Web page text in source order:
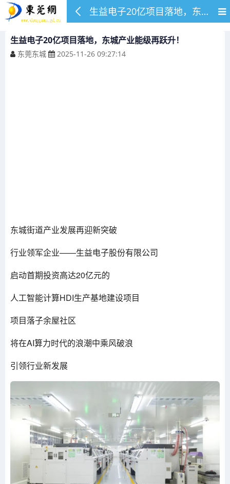
生益电子20亿项目落地，东城产业能级再跃升！
生益电子20亿项目落地，东城产业能级再跃升！
东莞东城 2025-11-26 09:27:14
东城街道产业发展再迎新突破
行业领军企业——生益电子股份有限公司
启动首期投资高达20亿元的
人工智能计算HDI生产基地建设项目
项目落子余屋社区
将在AI算力时代的浪潮中乘风破浪
引领行业新发展